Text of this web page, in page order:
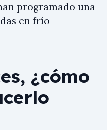
programado una
en frío
¿cómo